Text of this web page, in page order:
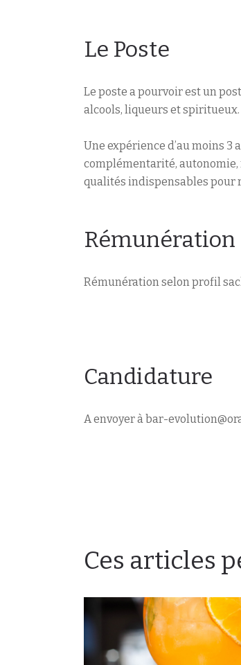
Le Poste
Le poste a pourvoir est un
alcools, liqueurs et spiritueux.
Une expérience d’au moins 3
complémentarité,
qualités indispensables pour
Rémunération
Rémunération selon profil
Candidature
A envoyer à bar-
Ces articles